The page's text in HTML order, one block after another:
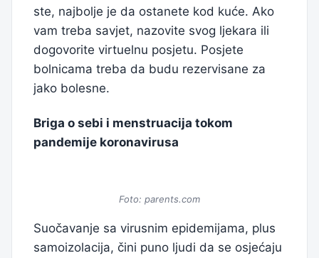
ste, najbolje je da ostanete kod kuće. Ako
vam treba savjet, nazovite svog ljekara ili
dogovorite virtuelnu posjetu. Posjete
bolnicama treba da budu rezervisane za
jako bolesne.
Briga o sebi i menstruacija tokom
pandemije koronavirusa
Foto: parents.com
Suočavanje sa virusnim epidemijama, plus
samoizolacija, čini puno ljudi da se osjećaju